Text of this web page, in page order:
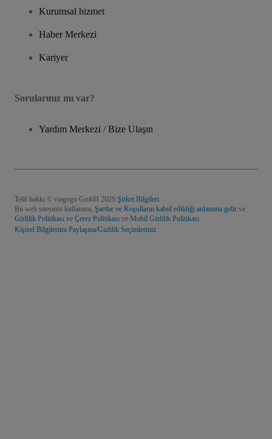
Kurumsal hizmet
Haber Merkezi
Kariyer
Sorularınız mı var?
Yardım Merkezi / Bize Ulaşın
Telif hakkı © viagogo GmbH 2026 Şirket Bilgileri
Bu web sitesinin kullanımı, Şartlar ve Koşulların kabul edildiği anlamına gelir ve
Gizlilik Politikası ve Çerez Politikası ve Mobil Gizlilik Politikası
Kişisel Bilgilerimi Paylaşma/Gizlilik Seçimleriniz